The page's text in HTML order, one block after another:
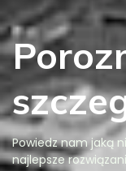
Powiedz nam jaką
najlepsze